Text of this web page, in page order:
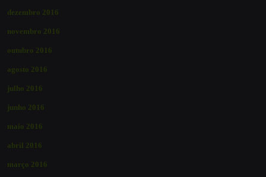
dezembro 2016
novembro 2016
outubro 2016
agosto 2016
julho 2016
junho 2016
maio 2016
abril 2016
março 2016